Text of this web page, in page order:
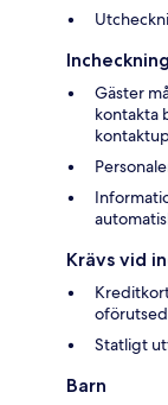
Gäster
kontakta
Krävs vid
Statligt
Barn